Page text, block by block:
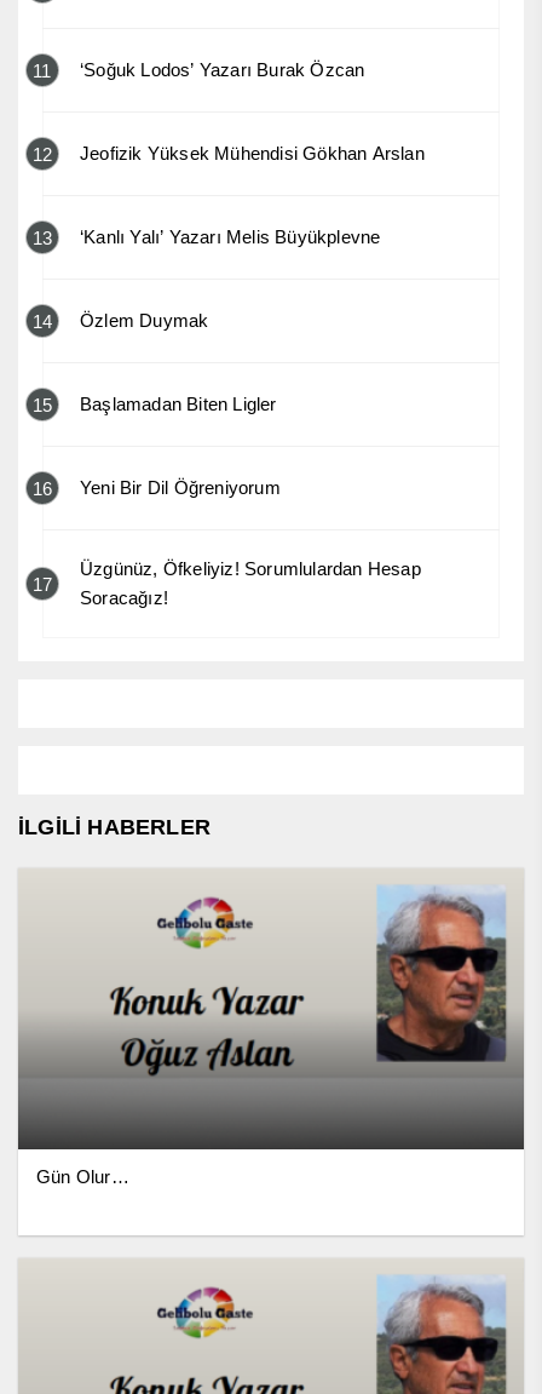
11 ‘Soğuk Lodos’ Yazarı Burak Özcan
12 Jeofizik Yüksek Mühendisi Gökhan Arslan
13 ‘Kanlı Yalı’ Yazarı Melis Büyükplevne
14 Özlem Duymak
15 Başlamadan Biten Ligler
16 Yeni Bir Dil Öğreniyorum
17
Üzgünüz, Öfkeliyiz! Sorumlulardan Hesap
Soracağız!
İLGİLİ HABERLER
Gün Olur…